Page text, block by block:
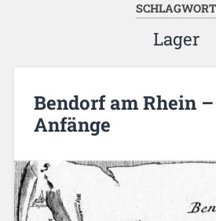
SCHLAGWORT
Lager
Bendorf am Rhein
Anfänge